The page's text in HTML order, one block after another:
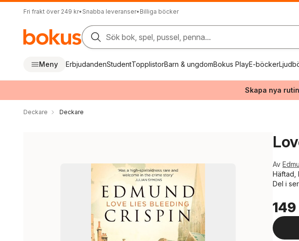
Fri frakt över 249 kr• Snabba leveranser• Billiga böcker
Sök bok, spel, pussel, penna...
Meny ErbjudandenStudentTopplistorBarn & ungdomBokus PlayE-böcker
Skapa nya
Deckare Deckare
Av
Häftad,
Del i